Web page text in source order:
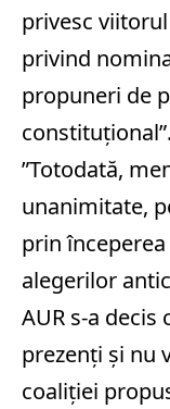
privesc
privind
propuneri de
constituţional”.
”Totodată,
unanimitate,
prin
alegerilor
AUR s-a
prezenţi şi nu
coaliţiei